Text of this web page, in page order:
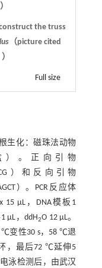
the truss
（picture cited
Full size
生化：磁珠法动物
）。正向引物
）和反向引物
）。PCR反应体
15 μL，DNA模板1
μL，ddH2O 12 μL。
℃变性30 s，58 ℃退
，最后72 ℃延伸5
泳检测后，由武汉